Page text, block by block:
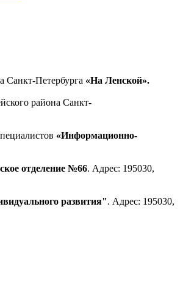
Санкт-Петербурга «На Ленской».
района Санкт-
«Информационно-
отделение №66. Адрес: 195030,
развития". Адрес: 195030,